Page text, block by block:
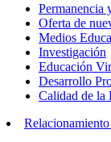
Permanencia
Oferta de
Medios
Investigación
Educación
Desarrollo
Calidad de la